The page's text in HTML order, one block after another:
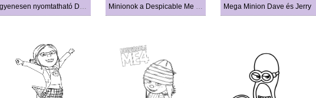
Ingyenesen nyomtatható Despicable Me 4 Minionok a Despicable Me 4-ből Mega Minion Dave és Jerry